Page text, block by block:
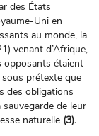
des États
Uni en
au monde, la
venant d’Afrique,
opposants étaient
sous prétexte que
des obligations
de leur
naturelle (3).